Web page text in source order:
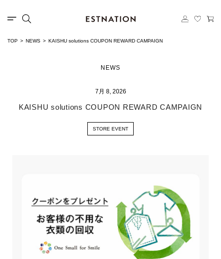
TOP NEWS KAISHU solutions COUPON REWARD CAMPAIGN
NEWS
7月 8, 2026
KAISHU solutions COUPON REWARD CAMPAIGN
STORE EVENT